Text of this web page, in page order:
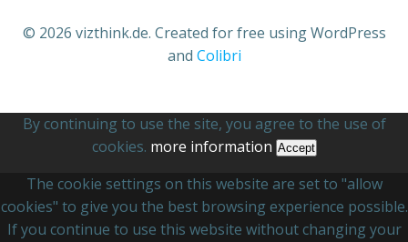
© 2026 vizthink.de. Created for free using WordPress
and Colibri
By continuing to use the site, you agree to the use of
cookies. more information Accept
The cookie settings on this website are set to "allow
cookies" to give you the best browsing experience possible.
If you continue to use this website without changing your